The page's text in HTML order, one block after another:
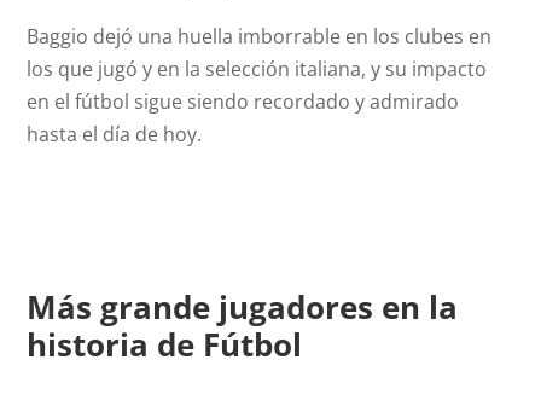
Baggio dejó una huella imborrable en los clubes en
los que jugó y en la selección italiana, y su impacto
en el fútbol sigue siendo recordado y admirado
hasta el día de hoy.
Más grande jugadores en la
historia de Fútbol